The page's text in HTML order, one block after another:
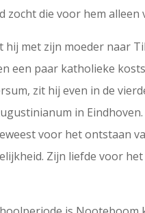
zocht die voor hem alleen
met zijn moeder naar
een paar katholieke
zit hij even in de
in
voor het ontstaan
Zijn liefde voor